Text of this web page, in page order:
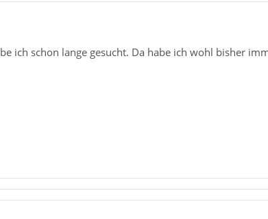
ich schon lange gesucht. Da habe ich wohl bisher